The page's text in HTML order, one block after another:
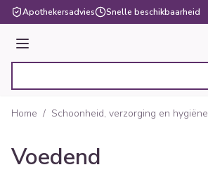
Ga naar de inhoud
Apothekersadvies Snelle beschikbaarheid
Menu
Home / Schoonheid, verzorging en hygiëne
Voedend